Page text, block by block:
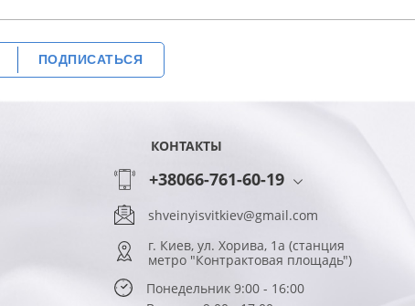
ПОДПИСАТЬСЯ
КОНТАКТЫ
+38066-761-60-19
shveinyisvitkiev@gmail.com
г. Киев, ул. Хорива, 1а (станция
метро "Контрактовая площадь")
Понедельник 9:00 - 16:00